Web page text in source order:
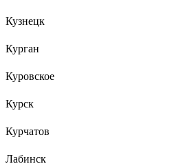
Кузнецк
Курган
Куровское
Курск
Курчатов
Лабинск